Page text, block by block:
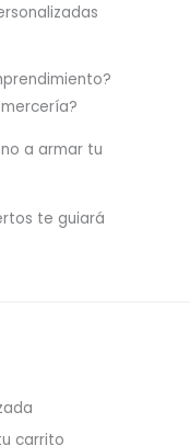
a armar tu
te guiará
carrito